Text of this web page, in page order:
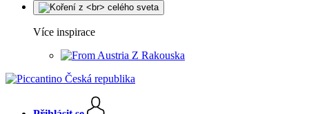
Více inspirace
Z Rakouska